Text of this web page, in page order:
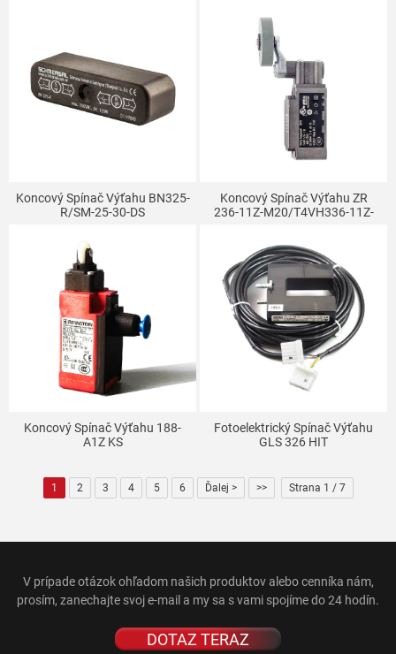
Koncový Spínač Výťahu BN325-
R/SM-25-30-DS
Koncový Spínač Výťahu ZR
236-11Z-M20/T4VH336-11Z-
Koncový Spínač Výťahu 188-
A1Z KS
Fotoelektrický Spínač Výťahu
GLS 326 HIT
1 2 3 4 5 6 Ďalej > >> Strana 1 / 7
V prípade otázok ohľadom našich produktov alebo cenníka nám,
prosím, zanechajte svoj e-mail a my sa s vami spojíme do 24 hodín.
DOTAZ TERAZ